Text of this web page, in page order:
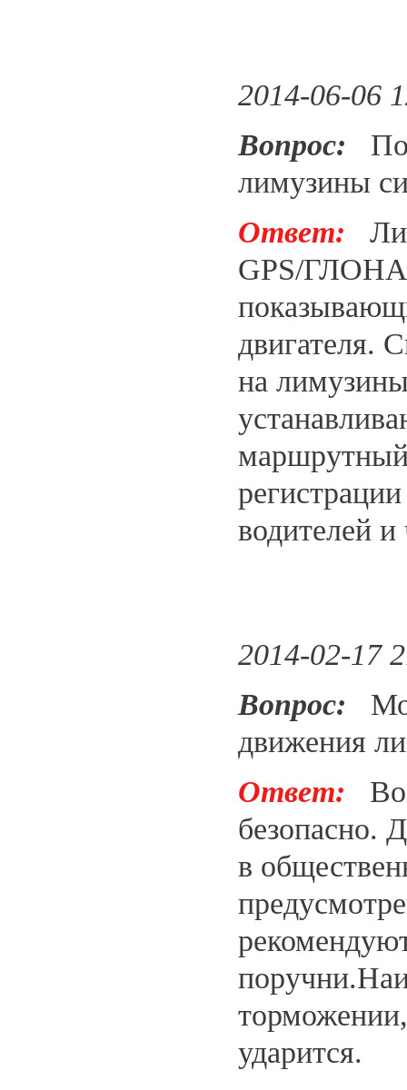
2014-06-06
Вопрос:
лимузины
Ответ:
GPS/
двигателя.
на
маршрутный
водителей
2014-02-17
Вопрос:
движения
Ответ: Во
безопасно.
в
ударится.